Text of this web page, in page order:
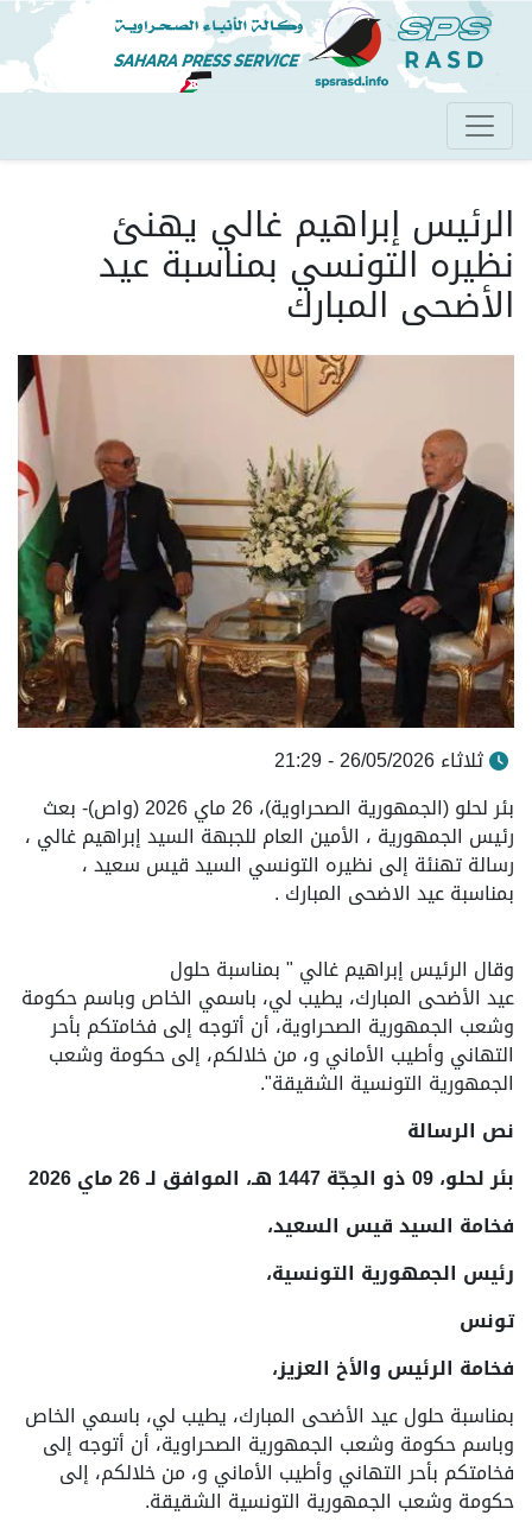
تجاوز
إلى
المحتوى
الرئيسي
الرئيس إبراهيم غالي يهنئ
نظيره التونسي بمناسبة عيد
الأضحى المبارك
ثلاثاء 26/05/2026 - 21:29
بئر لحلو (الجمهورية الصحراوية)، 26 ماي 2026 (واص)- بعث
رئيس الجمهورية ، الأمين العام للجبهة السيد إبراهيم غالي ،
رسالة تهنئة إلى نظيره التونسي السيد قيس سعيد ،
بمناسبة عيد الاضحى المبارك .
وقال الرئيس إبراهيم غالي " بمناسبة حلول
عيد الأضحى المبارك، يطيب لي، باسمي الخاص وباسم حكومة
وشعب الجمهورية الصحراوية، أن أتوجه إلى فخامتكم بأحر
التهاني وأطيب الأماني و، من خلالكم، إلى حكومة وشعب
الجمهورية التونسية الشقيقة".
نص الرسالة
بئر لحلو، 09 ذو الحِجّة 1447 هـ، الموافق لـ 26 ماي 2026
فخامة السيد قيس السعيد،
رئيس الجمهورية التونسية،
تونس
فخامة الرئيس والأخ العزيز،
بمناسبة حلول عيد الأضحى المبارك، يطيب لي، باسمي الخاص
وباسم حكومة وشعب الجمهورية الصحراوية، أن أتوجه إلى
فخامتكم بأحر التهاني وأطيب الأماني و، من خلالكم، إلى
حكومة وشعب الجمهورية التونسية الشقيقة.